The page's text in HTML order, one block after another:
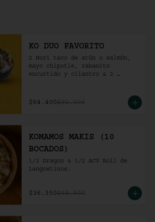
KO DUO FAVORITO
2 Nori taco de atún o salmón,
mayo chipotle, rabanito
encurtido y cilantro & 2
picante en bao buns.
$64.400$92.000
KOMAMOS MAKIS (10
BOCADOS)
1/2 Dragon & 1/2 ACV Roll de
Langostinos.
$36.350$48.500